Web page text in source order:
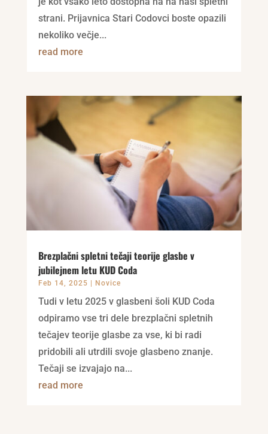
strani. Prijavnica Stari Codovci boste opazili
nekoliko večje...
read more
Brezplačni spletni tečaji teorije glasbe v
jubilejnem letu KUD Coda
Feb 14, 2025 Novice
Tudi v letu 2025 v glasbeni šoli KUD Coda
odpiramo vse tri dele brezplačni spletnih
tečajev teorije glasbe za vse, ki bi radi
pridobili ali utrdili svoje glasbeno znanje.
Tečaji se izvajajo na...
read more